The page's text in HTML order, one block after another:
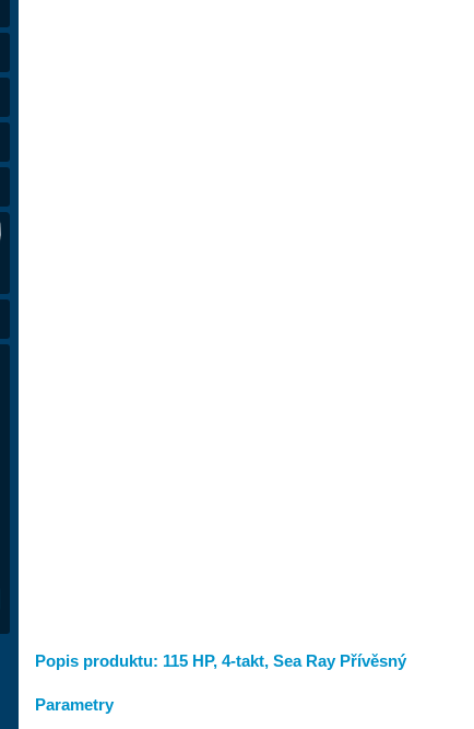
Popis produktu: 115 HP, 4-takt, Sea Ray Přívěsný
Parametry